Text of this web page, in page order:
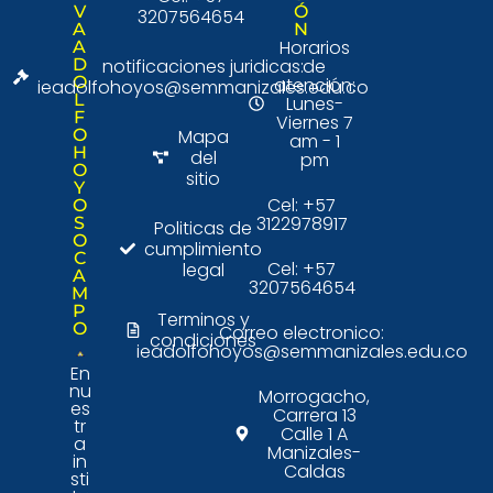
V
A
A
D
O
L
F
O
H
O
Y
O
S
O
C
A
M
P
O
En
nu
es
tr
a
in
sti
3207564654
notificaciones juridicas:
ieadolfohoyos@semmanizales.edu.co
Mapa
del
sitio
Politicas de
cumplimiento
legal
Terminos y
condiciones
Ó
N
Horarios
de
atención:
Lunes-
Viernes 7
am - 1
pm
Cel: +57
3122978917
Cel: +57
3207564654
Correo electronico:
ieadolfohoyos@semmanizales.edu.co
Morrogacho,
Carrera 13
Calle 1 A
Manizales-
Caldas